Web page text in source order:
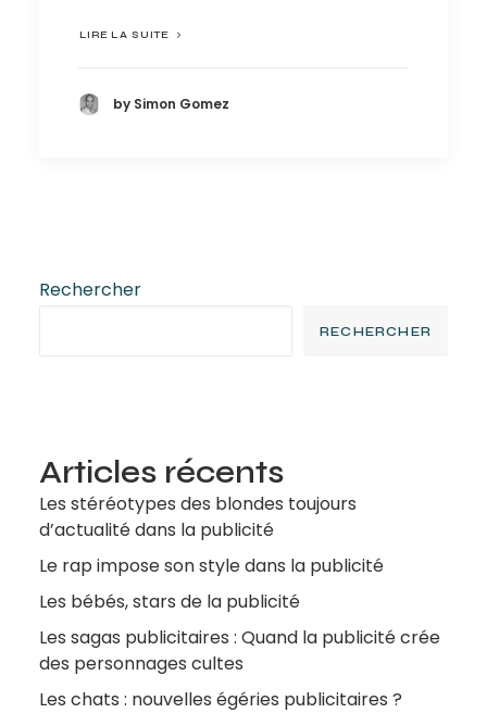
LIRE LA SUITE
by Simon Gomez
Rechercher
RECHERCHER
Articles récents
Les stéréotypes des blondes toujours
d’actualité dans la publicité
Le rap impose son style dans la publicité
Les bébés, stars de la publicité
Les sagas publicitaires : Quand la publicité crée
des personnages cultes
Les chats : nouvelles égéries publicitaires ?